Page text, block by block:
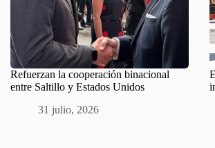
Refuerzan la cooperación binacional
entre Saltillo y Estados Unidos
31 julio, 2026